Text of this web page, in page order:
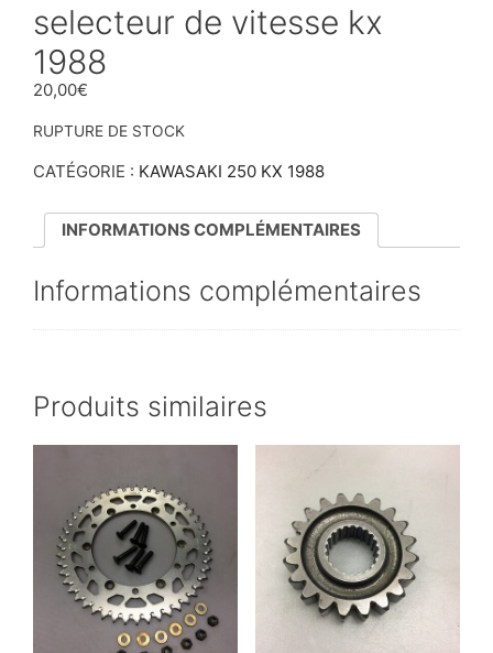
selecteur de vitesse kx
1988
20,00€
RUPTURE DE STOCK
CATÉGORIE : KAWASAKI 250 KX 1988
INFORMATIONS COMPLÉMENTAIRES
Informations complémentaires
Produits similaires